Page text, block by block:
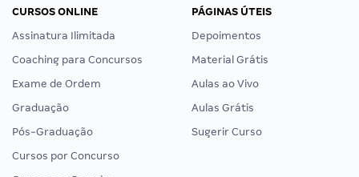
CURSOS ONLINE
Assinatura Ilimitada
Coaching para Concursos
Exame de Ordem
Graduação
Pós-Graduação
Cursos por Concurso
PÁGINAS ÚTEIS
Depoimentos
Material Grátis
Aulas ao Vivo
Aulas Grátis
Sugerir Curso